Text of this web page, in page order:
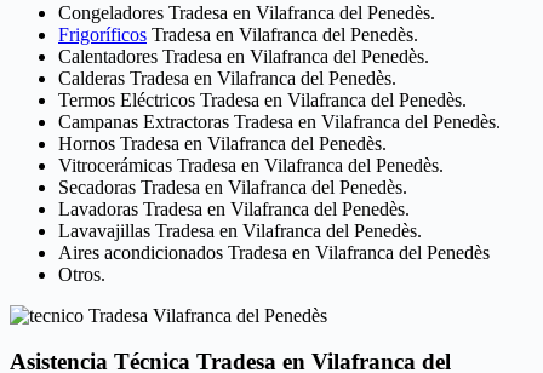
Congeladores Tradesa en Vilafranca del Penedès.
Frigoríficos Tradesa en Vilafranca del Penedès.
Calentadores Tradesa en Vilafranca del Penedès.
Calderas Tradesa en Vilafranca del Penedès.
Termos Eléctricos Tradesa en Vilafranca del Penedès.
Campanas Extractoras Tradesa en Vilafranca del Penedès.
Hornos Tradesa en Vilafranca del Penedès.
Vitrocerámicas Tradesa en Vilafranca del Penedès.
Secadoras Tradesa en Vilafranca del Penedès.
Lavadoras Tradesa en Vilafranca del Penedès.
Lavavajillas Tradesa en Vilafranca del Penedès.
Aires acondicionados Tradesa en Vilafranca del Penedès
Otros.
Asistencia Técnica Tradesa en Vilafranca del